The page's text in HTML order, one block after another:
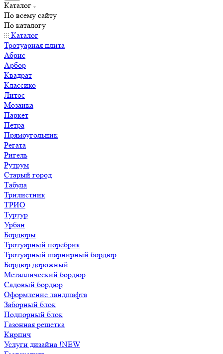
Каталог
По всему сайту
По каталогу
Каталог
Тротуарная плита
Абрис
Арбор
Квадрат
Классико
Литос
Мозаика
Паркет
Петра
Прямоугольник
Регата
Ригель
Рутрум
Старый город
Табула
Трилистник
ТРИО
Туртур
Урбан
Бордюры
Тротуарный поребрик
Тротуарный шарнирный бордюр
Бордюр дорожный
Металлический бордюр
Садовый бордюр
Оформление ландшафта
Заборный блок
Подпорный блок
Газонная решетка
Кирпич
Услуги дизайна !NEW